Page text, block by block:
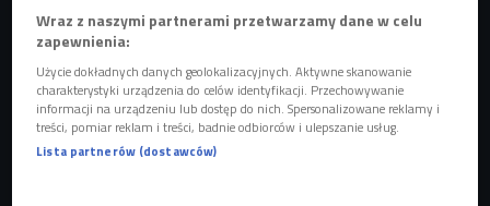
Mateusz Kulik. - To okazja, żeby przyjrzeć się pracy
najlepszych ratowników w Polsce, nie tylko z nadmorskich
miejscowości, ale także ze Śląska. - W morzu pływa się
trudniej niż w jeziorze, bo są fale i to dość spore. Ale to są
warunki zbliżone do tych, w których być może będziemy
kiedyś ratować cudze życie - dodaje jedna z uczestniczek
Wraz z naszymi partnerami przetwarzamy dane w celu
zapewnienia:
Użycie dokładnych danych geolokalizacyjnych. Aktywne skanowanie
charakterystyki urządzenia do celów identyfikacji. Przechowywanie
informacji na urządzeniu lub dostęp do nich. Spersonalizowane reklamy i
treści, pomiar reklam i treści, badnie odbiorców i ulepszanie usług.
Lista partnerów (dostawców)